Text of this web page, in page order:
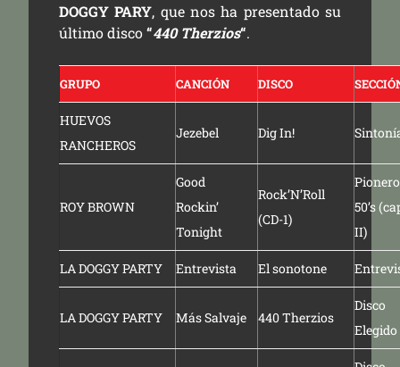
DOGGY PARY, que nos ha presentado su
último disco“440 Therzios“.
GRUPO CANCIÓN DISCO
HUEVOS
RANCHEROS
Jezebel Dig In!
ROY BROWN
Good
Rockin’
Tonight
Rock’N’Roll
(CD-1)
50’s
II)
LA DOGGY PARTY Entrevista El sonotone
LA DOGGY PARTY Más Salvaje 440 Therzios
Disco
Elegido